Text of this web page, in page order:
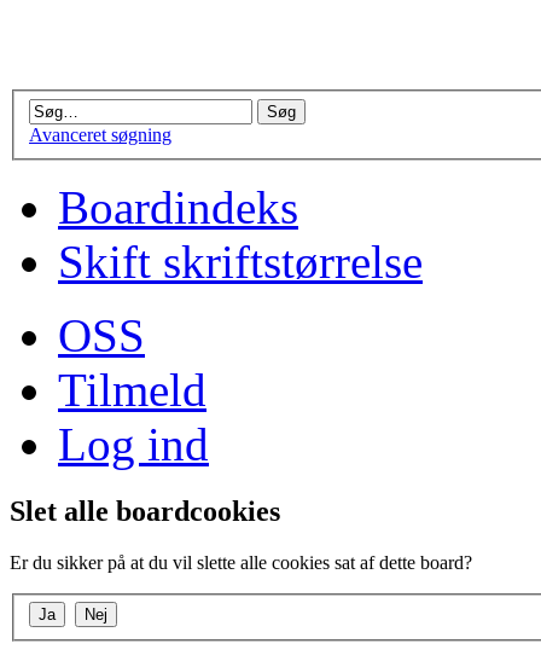
Avanceret søgning
Boardindeks
Skift skriftstørrelse
OSS
Tilmeld
Log ind
Slet alle boardcookies
Er du sikker på at du vil slette alle cookies sat af dette board?